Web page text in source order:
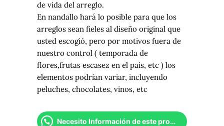
de vida del arreglo.
En nandallo hará lo posible para que los
arreglos sean fieles al diseño original que
usted escogió, pero por motivos fuera de
nuestro control ( temporada de
flores,frutas escasez en el país, etc ) los
elementos podrían variar, incluyendo
peluches, chocolates, vinos, etc
Necesito Información de este producto